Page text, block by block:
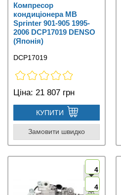
Компресор
кондиціонера MB
Sprinter 901-905 1995-
2006 DCP17019 DENSO
(Японія)
DCP17019
Ціна: 21 807 грн
КУПИТИ
Замовити швидко
4
4